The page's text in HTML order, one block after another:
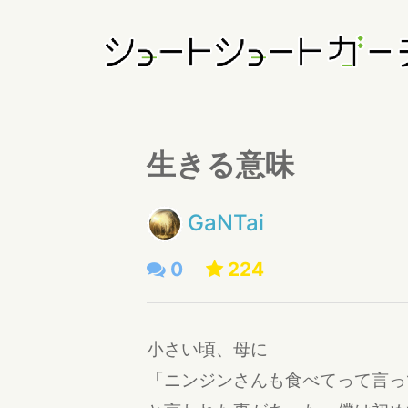
生きる意味
GaNTai
0 224
小さい頃、母に
「ニンジンさんも食べてって言